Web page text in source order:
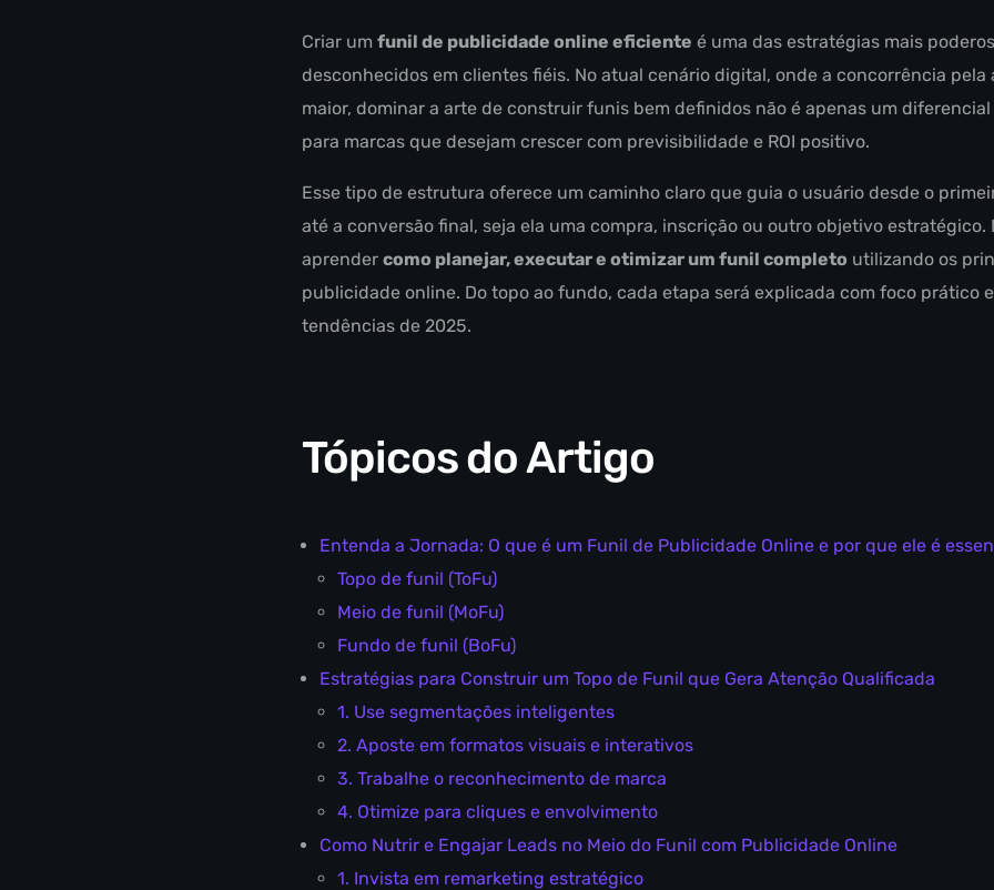
Criar um funil de publicidade online eficiente é uma das estratégias mais
desconhecidos em clientes fiéis. No atual cenário digital, onde a concorrência pela
maior, dominar a arte de construir funis bem definidos não é apenas um
para marcas que desejam crescer com previsibilidade e ROI positivo.
Esse tipo de estrutura oferece um caminho claro que guia o usuário desde o
até a conversão final, seja ela uma compra, inscrição ou outro objetivo estratégico.
aprender como planejar, executar e otimizar um funil completo utilizando os
publicidade online. Do topo ao fundo, cada etapa será explicada com foco prático
tendências de 2025.
Tópicos do Artigo
Entenda a Jornada: O que é um Funil de Publicidade Online e por que ele é
Topo de funil (ToFu)
Meio de funil (MoFu)
Fundo de funil (BoFu)
Estratégias para Construir um Topo de Funil que Gera Atenção Qualificada
1. Use segmentações inteligentes
2. Aposte em formatos visuais e interativos
3. Trabalhe o reconhecimento de marca
4. Otimize para cliques e envolvimento
Como Nutrir e Engajar Leads no Meio do Funil com Publicidade Online
1. Invista em remarketing estratégico